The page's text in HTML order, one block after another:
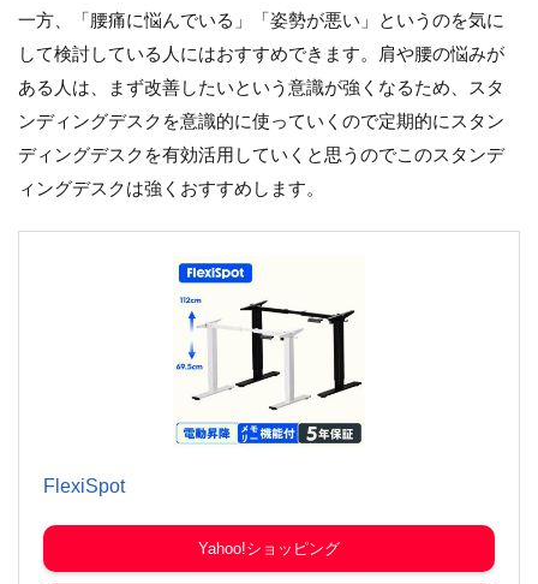
一方、「腰痛に悩んでいる」「姿勢が悪い」というのを気に
して検討している人にはおすすめできます。肩や腰の悩みが
ある人は、まず改善したいという意識が強くなるため、スタ
ンディングデスクを意識的に使っていくので定期的にスタン
ディングデスクを有効活用していくと思うのでこのスタンデ
ィングデスクは強くおすすめします。
FlexiSpot
Yahoo!ショッピング